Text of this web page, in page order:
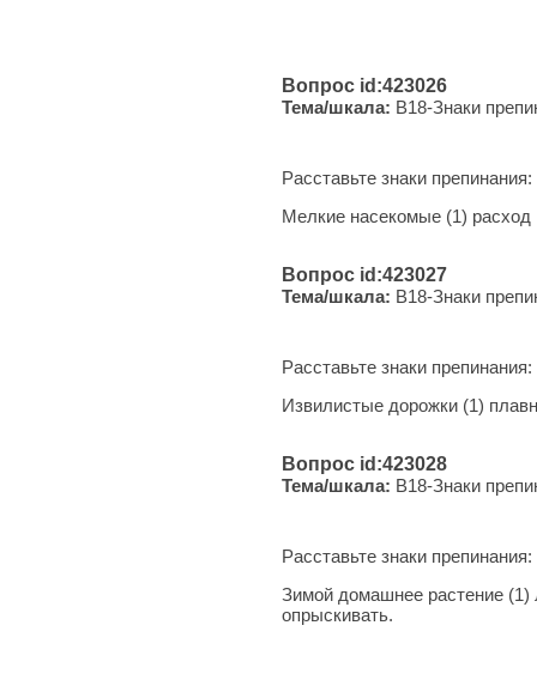
Вопрос id:423026
Тема/шкала: B18-Знаки
Расставьте знаки
Мелкие насекомые (1) расход
Вопрос id:423027
Тема/шкала: B18-Знаки
Расставьте знаки
Извилистые дорожки (1)
Вопрос id:423028
Тема/шкала: B18-Знаки
Расставьте знаки
Зимой домашнее растение (1)
опрыскивать.